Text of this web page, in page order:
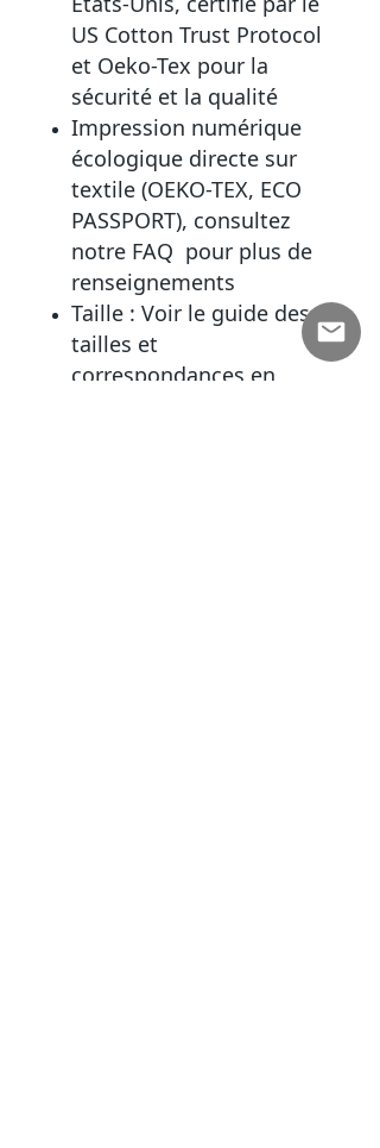
US Cotton Trust Protocol
et Oeko-Tex pour la
sécurité et la qualité
Impression numérique
écologique directe sur
textile (OEKO-TEX, ECO
PASSPORT), consultez
notre FAQ pour plus de
renseignements
Taille : Voir le guide des
tailles et
correspondances en